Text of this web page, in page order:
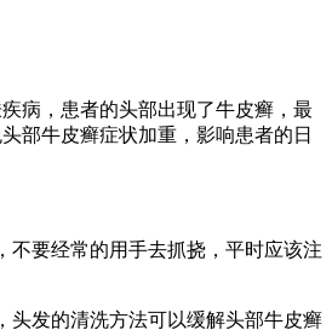
病，患者的头部出现了牛皮癣，最
部牛皮癣症状加重，影响患者的日
不要经常的用手去抓挠，平时应该注
头发的清洗方法可以缓解头部牛皮癣